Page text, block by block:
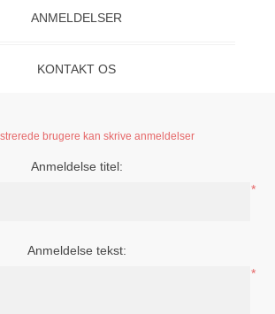
ANMELDELSER
KONTAKT OS
brugere kan skrive anmeldelser
Anmeldelse titel:
*
Anmeldelse tekst:
*